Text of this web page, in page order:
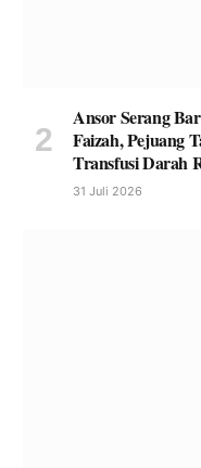
Ansor Serang
Faizah, Pejuang
Transfusi Darah
31 Juli 2026